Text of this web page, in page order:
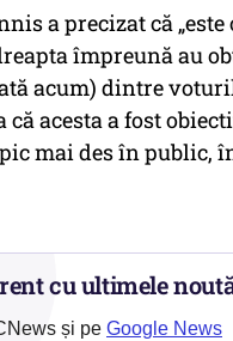
a precizat că
împreună au
acum) dintre
că acesta a fost
mai des în public,
cu ultimele
și pe Google News